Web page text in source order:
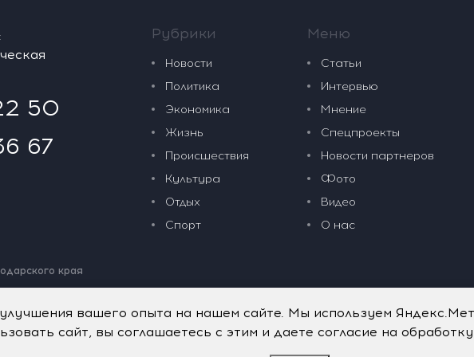
50
67
края
Ctrl+Enter.
Рубрики
Новости
Политика
Экономика
Жизнь
Происшествия
Культура
Отдых
Спорт
Меню
Статьи
Интервью
Мнение
Спецпроекты
Новости партнеров
Фото
Видео
О нас
вашего опыта на нашем сайте. Мы используем
сайт, вы соглашаетесь с этим и даете согласие на